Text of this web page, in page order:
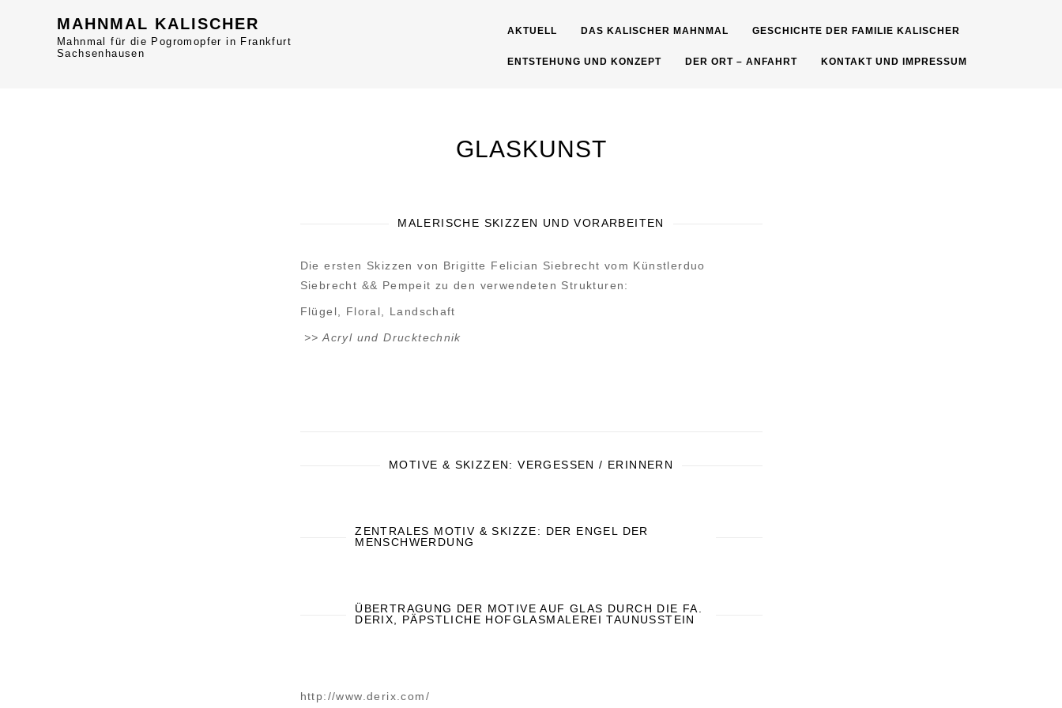
MAHNMAL KALISCHER
Mahnmal für die Pogromopfer in Frankfurt
Sachsenhausen
AKTUELL DAS KALISCHER MAHNMAL GESCHICHTE DER FAMILIE KALISCHER
ENTSTEHUNG UND KONZEPT DER ORT – ANFAHRT KONTAKT UND IMPRESSUM
GLASKUNST
MALERISCHE SKIZZEN UND VORARBEITEN
Die ersten Skizzen von Brigitte Felician Siebrecht vom Künstlerduo
Siebrecht && Pempeit zu den verwendeten Strukturen:
Flügel, Floral, Landschaft
>> Acryl und Drucktechnik
MOTIVE & SKIZZEN: VERGESSEN / ERINNERN
ZENTRALES MOTIV & SKIZZE: DER ENGEL DER
MENSCHWERDUNG
ÜBERTRAGUNG DER MOTIVE AUF GLAS DURCH DIE FA.
DERIX, PÄPSTLICHE HOFGLASMALEREI TAUNUSSTEIN
http://www.derix.com/